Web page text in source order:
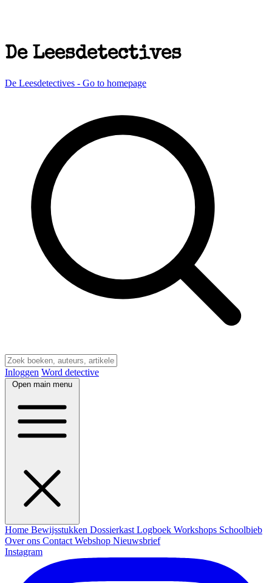
De Leesdetectives
De Leesdetectives - Go to homepage
Inloggen Word detective
Open main menu
Home Bewijsstukken Dossierkast Logboek Workshops Schoolbieb
Over ons Contact Webshop Nieuwsbrief
Instagram